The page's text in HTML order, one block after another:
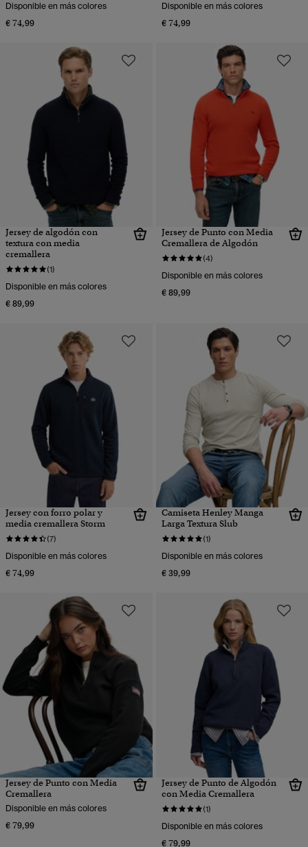
Disponible en más colores
€ 74,99
Disponible en más colores
€ 74,99
Jersey de algodón con
textura con media
cremallera
(1)
Disponible en más colores
€ 89,99
Jersey de Punto con Media
Cremallera de Algodón
(4)
Disponible en más colores
€ 89,99
Jersey con forro polar y
media cremallera Storm
(7)
Disponible en más colores
€ 74,99
Camiseta Henley Manga
Larga Textura Slub
(1)
Disponible en más colores
€ 39,99
Jersey de Punto con Media
Cremallera
Disponible en más colores
€ 79,99
Jersey de Punto de Algodón
con Media Cremallera
(1)
Disponible en más colores
€ 79,99